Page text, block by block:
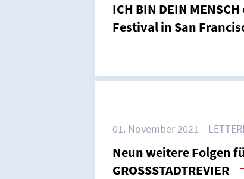
ICH BIN DEIN
Festival in San
01. November 2021
Neun weitere Folgen
GROSSSTADTREVIER
Home
Karriere